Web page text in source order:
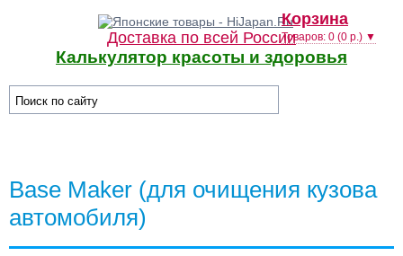
Доставка по всей России
Корзина
Товаров: 0 (0 р.) ▼
Калькулятор красоты и здоровья
Base Maker (для очищения кузова
автомобиля)